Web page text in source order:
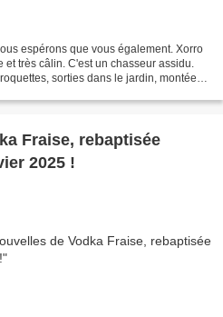
espérons que vous également. Xorro
très câlin. C'est un chasseur assidu.
sorties dans le jardin, montées
Fraise, rebaptisée
2025 !